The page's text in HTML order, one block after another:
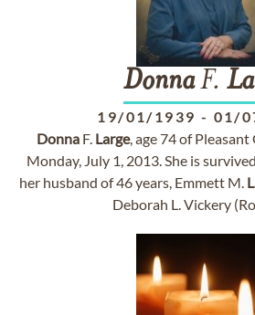
DonnaF.
19/01/1939 - 01/
DonnaF. Large, age 74 of
Monday, July 1, 2013. She is
her husband of 46 years, Emmett M.
Deborah L. Vickery